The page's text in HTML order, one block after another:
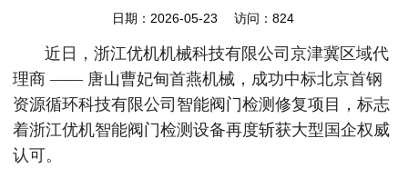
日期：2026-05-23 访问：824
近日，浙江优机机械科技有限公司京津冀区域代
理商 —— 唐山曹妃甸首燕机械，成功中标北京首钢
资源循环科技有限公司智能阀门检测修复项目，标志
着浙江优机智能阀门检测设备再度斩获大型国企权威
认可。